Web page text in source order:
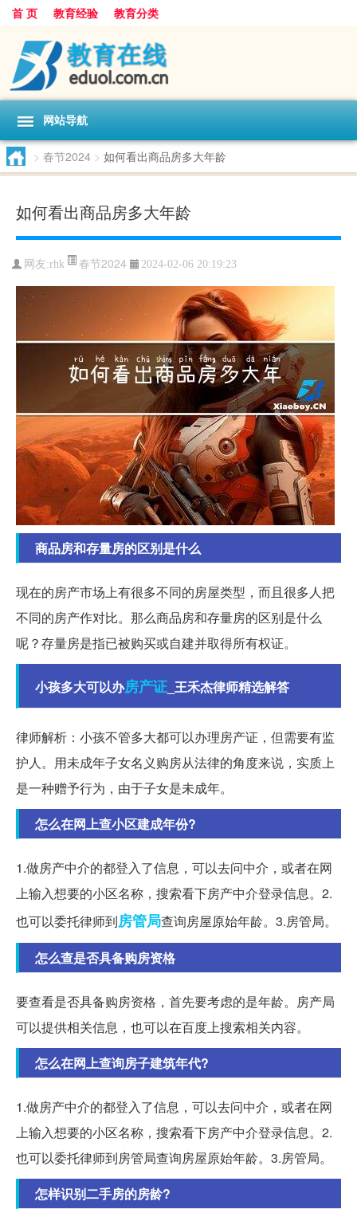
首 页 教育经验 教育分类
网站导航
> 春节2024 > 如何看出商品房多大年龄
如何看出商品房多大年龄
网友:rhk 春节2024 2024-02-06 20:19:23
商品房和存量房的区别是什么
现在的房产市场上有很多不同的房屋类型，而且很多人把
不同的房产作对比。那么商品房和存量房的区别是什么
呢？存量房是指已被购买或自建并取得所有权证。
小孩多大可以办房产证 _王禾杰律师精选解答
律师解析：小孩不管多大都可以办理房产证，但需要有监
护人。用未成年子女名义购房从法律的角度来说，实质上
是一种赠予行为，由于子女是未成年。
怎么在网上查小区建成年份?
1.做房产中介的都登入了信息，可以去问中介，或者在网
上输入想要的小区名称，搜索看下房产中介登录信息。2.
也可以委托律师到房管局查询房屋原始年龄。3.房管局。
怎么查是否具备购房资格
要查看是否具备购房资格，首先要考虑的是年龄。房产局
可以提供相关信息，也可以在百度上搜索相关内容。
怎么在网上查询房子建筑年代?
1.做房产中介的都登入了信息，可以去问中介，或者在网
上输入想要的小区名称，搜索看下房产中介登录信息。2.
也可以委托律师到房管局查询房屋原始年龄。3.房管局。
怎样识别二手房的房龄?